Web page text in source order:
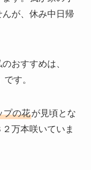
が、休み中日帰
おすすめは、
です。
プの花が見頃とな
万本咲いていま